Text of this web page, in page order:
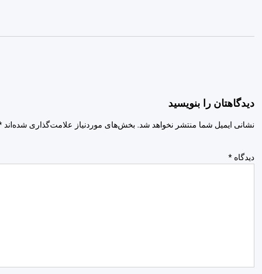
دیدگاهتان را بنویسید
نشانی ایمیل شما منتشر نخواهد شد. بخش‌های موردنیاز علامت‌گذاری شده‌اند
دیدگاه *